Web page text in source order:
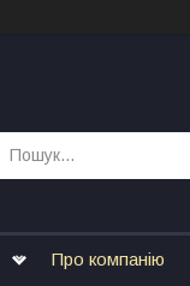
Про компанію